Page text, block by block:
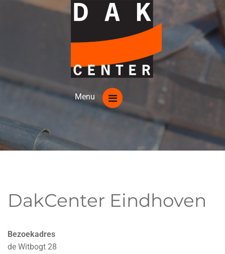
DakCenter Eindhoven
Bezoekadres
de Witbogt 28